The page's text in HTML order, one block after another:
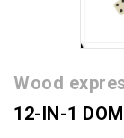
Wood
12-IN-1